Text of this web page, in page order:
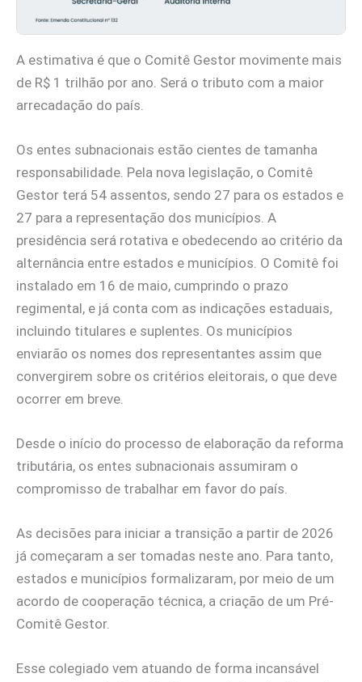
A estimativa é que o Comitê Gestor movimente mais
de R$ 1 trilhão por ano. Será o tributo com a maior
arrecadação do país.
Os entes subnacionais estão cientes de tamanha
responsabilidade. Pela nova legislação, o Comitê
Gestor terá 54 assentos, sendo 27 para os estados e
27 para a representação dos municípios. A
presidência será rotativa e obedecendo ao critério da
alternância entre estados e municípios. O Comitê foi
instalado em 16 de maio, cumprindo o prazo
regimental, e já conta com as indicações estaduais,
incluindo titulares e suplentes. Os municípios
enviarão os nomes dos representantes assim que
convergirem sobre os critérios eleitorais, o que deve
ocorrer em breve.
Desde o início do processo de elaboração da reforma
tributária, os entes subnacionais assumiram o
compromisso de trabalhar em favor do país.
As decisões para iniciar a transição a partir de 2026
já começaram a ser tomadas neste ano. Para tanto,
estados e municípios formalizaram, por meio de um
acordo de cooperação técnica, a criação de um Pré-
Comitê Gestor.
Esse colegiado vem atuando de forma incansável